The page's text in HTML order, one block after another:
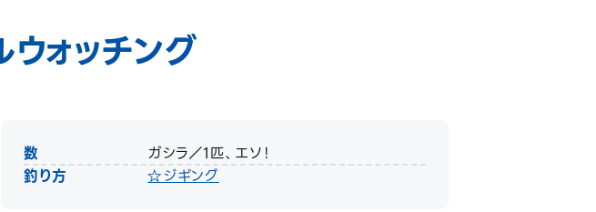
ォッチング
数
ガシラ／1匹、エソ！
釣り方
☆ジギング